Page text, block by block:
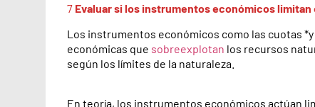
7 Evaluar si los instrumentos económicos
Los instrumentos económicos como las cuotas
económicas que sobreexplotan los recursos
según los límites de la naturaleza.
En teoría, los instrumentos económicos actúan